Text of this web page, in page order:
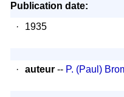
Publication date:
·
1935
· auteur-- P. (Paul)